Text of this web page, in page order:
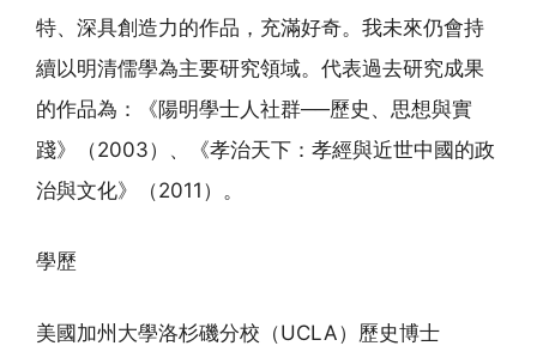
特、深具創造力的作品，充滿好奇。我未來仍會持
續以明清儒學為主要研究領域。代表過去研究成果
的作品為：《陽明學士人社群──歷史、思想與實
踐》（2003）、《孝治天下：孝經與近世中國的政
治與文化》（2011）。
學歷
美國加州大學洛杉磯分校（UCLA）歷史博士